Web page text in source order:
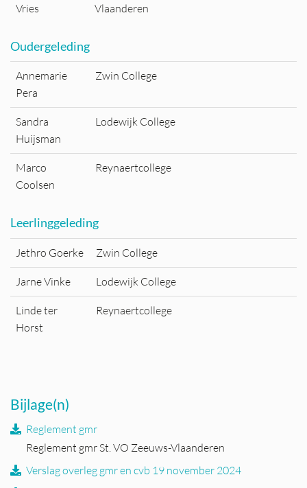
Vries
Vlaanderen
Oudergeleding
Annemarie
Pera
Zwin College
Sandra
Huijsman
Lodewijk College
Marco
Coolsen
Reynaertcollege
Leerlinggeleding
Jethro Goerke Zwin College
Jarne Vinke Lodewijk College
Linde ter
Horst
Reynaertcollege
Bijlage(n)
Reglement gmr
Reglement gmr St. VO Zeeuws-Vlaanderen
Verslag overleg gmr en cvb 19 november 2024